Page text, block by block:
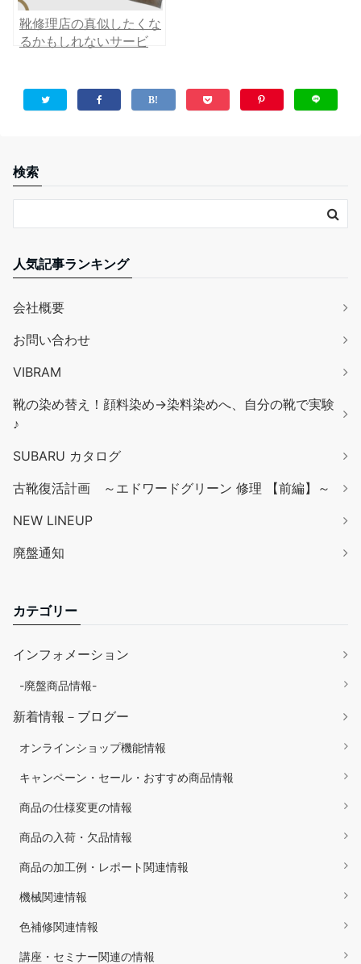
靴修理店の真似したくな
るかもしれないサービ
検索
人気記事ランキング
会社概要
お問い合わせ
VIBRAM
靴の染め替え！顔料染め→染料染めへ、自分の靴で実験
♪
SUBARU カタログ
古靴復活計画 ～エドワードグリーン 修理 【前編】～
NEW LINEUP
廃盤通知
カテゴリー
インフォメーション
-廃盤商品情報-
新着情報－ブログー
オンラインショップ機能情報
キャンペーン・セール・おすすめ商品情報
商品の仕様変更の情報
商品の入荷・欠品情報
商品の加工例・レポート関連情報
機械関連情報
色補修関連情報
講座・セミナー関連の情報